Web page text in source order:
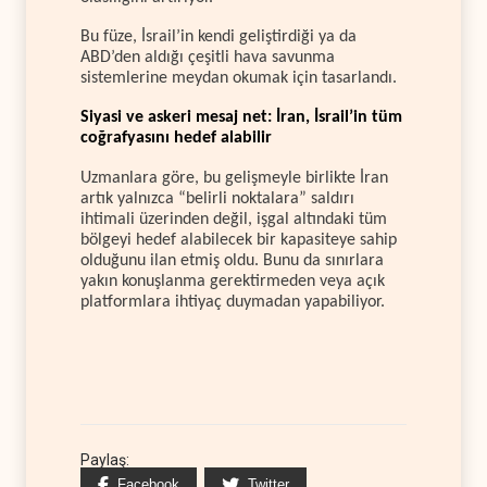
Bu füze, İsrail’in kendi geliştirdiği ya da
ABD’den aldığı çeşitli hava savunma
sistemlerine meydan okumak için tasarlandı.
Siyasi ve askeri mesaj net: İran, İsrail’in tüm
coğrafyasını hedef alabilir
Uzmanlara göre, bu gelişmeyle birlikte İran
artık yalnızca “belirli noktalara” saldırı
ihtimali üzerinden değil, işgal altındaki tüm
bölgeyi hedef alabilecek bir kapasiteye sahip
olduğunu ilan etmiş oldu. Bunu da sınırlara
yakın konuşlanma gerektirmeden veya açık
platformlara ihtiyaç duymadan yapabiliyor.
Paylaş: